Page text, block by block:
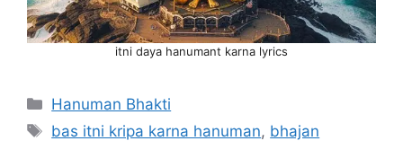
itni daya hanumant karna lyrics
Categories
Hanuman Bhakti
Tags
bas itni kripa karna hanuman, bhajan